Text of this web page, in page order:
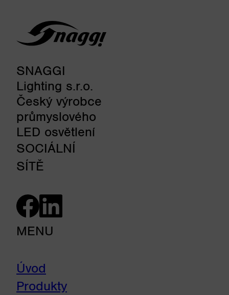
SNAGGI
Lighting s.r.o.
Český výrobce
průmyslového
LED osvětlení
SOCIÁLNÍ
SÍTĚ
MENU
Úvod
Produkty